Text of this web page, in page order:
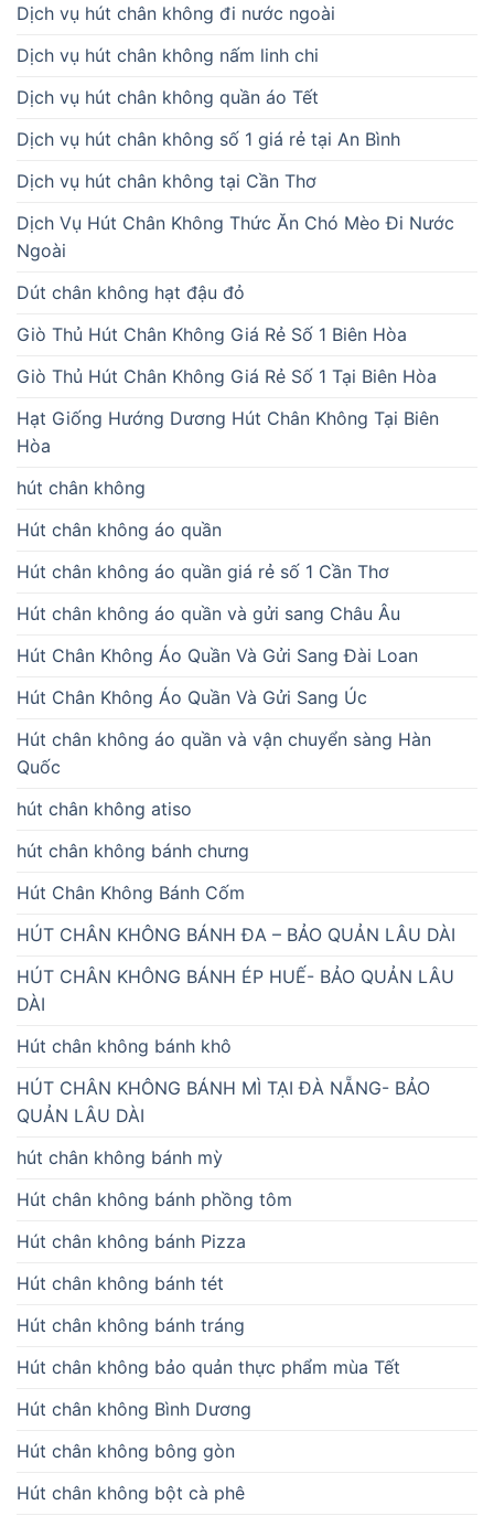
Dịch vụ hút chân không đi nước ngoài
Dịch vụ hút chân không nấm linh chi
Dịch vụ hút chân không quần áo Tết
Dịch vụ hút chân không số 1 giá rẻ tại An Bình
Dịch vụ hút chân không tại Cần Thơ
Dịch Vụ Hút Chân Không Thức Ăn Chó Mèo Đi Nước
Ngoài
Dút chân không hạt đậu đỏ
Giò Thủ Hút Chân Không Giá Rẻ Số 1 Biên Hòa
Giò Thủ Hút Chân Không Giá Rẻ Số 1 Tại Biên Hòa
Hạt Giống Hướng Dương Hút Chân Không Tại Biên
Hòa
hút chân không
Hút chân không áo quần
Hút chân không áo quần giá rẻ số 1 Cần Thơ
Hút chân không áo quần và gửi sang Châu Âu
Hút Chân Không Áo Quần Và Gửi Sang Đài Loan
Hút Chân Không Áo Quần Và Gửi Sang Úc
Hút chân không áo quần và vận chuyển sàng Hàn
Quốc
hút chân không atiso
hút chân không bánh chưng
Hút Chân Không Bánh Cốm
HÚT CHÂN KHÔNG BÁNH ĐA – BẢO QUẢN LÂU DÀI
HÚT CHÂN KHÔNG BÁNH ÉP HUẾ- BẢO QUẢN LÂU
DÀI
Hút chân không bánh khô
HÚT CHÂN KHÔNG BÁNH MÌ TẠI ĐÀ NẴNG- BẢO
QUẢN LÂU DÀI
hút chân không bánh mỳ
Hút chân không bánh phồng tôm
Hút chân không bánh Pizza
Hút chân không bánh tét
Hút chân không bánh tráng
Hút chân không bảo quản thực phẩm mùa Tết
Hút chân không Bình Dương
Hút chân không bông gòn
Hút chân không bột cà phê